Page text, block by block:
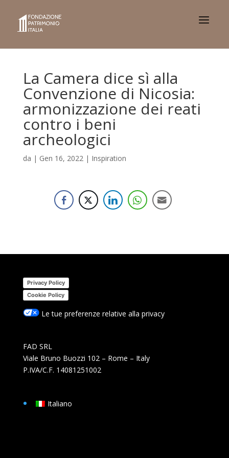
La Camera dice sì alla
Convenzione di Nicosia:
armonizzazione dei reati
contro i beni
archeologici
da | Gen 16, 2022| Inspiration
Privacy Policy
Cookie Policy
Le tue preferenze relative alla privacy
FAD SRL
Viale Bruno Buozzi 102 – Rome – Italy
P.IVA/C.F. 14081251002
Italiano